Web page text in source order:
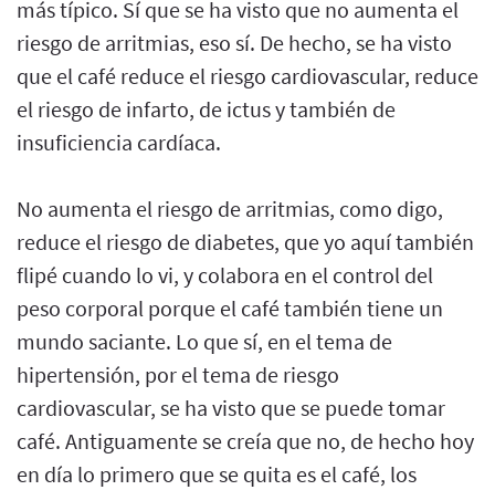
más típico. Sí que se ha visto que no aumenta el
riesgo de arritmias, eso sí. De hecho, se ha visto
que el café reduce el riesgo cardiovascular, reduce
el riesgo de infarto, de ictus y también de
insuficiencia cardíaca.
No aumenta el riesgo de arritmias, como digo,
reduce el riesgo de diabetes, que yo aquí también
flipé cuando lo vi, y colabora en el control del
peso corporal porque el café también tiene un
mundo saciante. Lo que sí, en el tema de
hipertensión, por el tema de riesgo
cardiovascular, se ha visto que se puede tomar
café. Antiguamente se creía que no, de hecho hoy
en día lo primero que se quita es el café, los